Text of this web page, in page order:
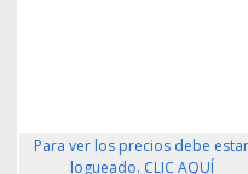
Para ver los precios debe estar
logueado. CLIC AQUÍ